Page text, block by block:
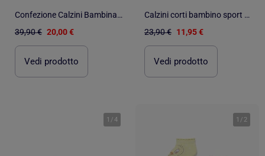
Confezione Calzini Bambina PEPPA PIG - 9 Paia
39,90 € 20,00 €
Vedi prodotto
Calzini corti bambino sport con motivi confezione da 6
23,90 € 11,95 €
Vedi prodotto
1 /4 1 / 2